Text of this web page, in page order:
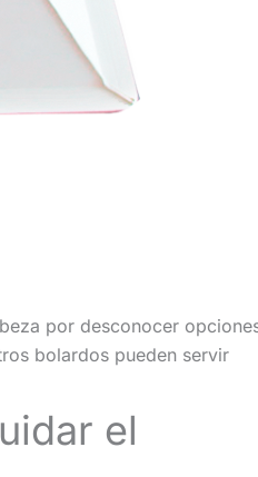
por desconocer
bolardos pueden servir
el